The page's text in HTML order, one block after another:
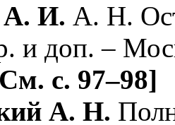
А. И. А. Н.
и доп. –
с. 97–98]
А. Н.